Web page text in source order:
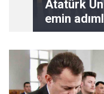
Atatürk
emin